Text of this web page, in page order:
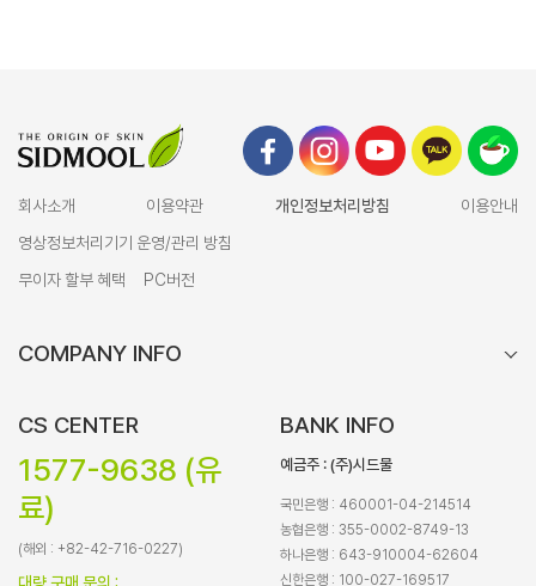
회사소개 이용약관 개인정보처리방침
이용안내
영상정보처리기기 운영/관리 방침
무이자 할부 혜택
PC버전
COMPANY INFO
CS CENTER
1577-9638 (유
료)
(해외 : +82-42-716-0227)
BANK INFO
예금주 : (주)시드물
국민은행 : 460001-04-214514
농협은행 : 355-0002-8749-13
하나은행 : 643-910004-62604
신한은행 : 100-027-169517